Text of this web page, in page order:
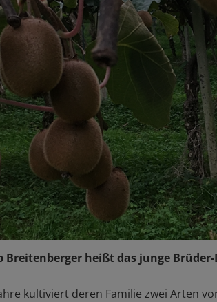
Breitenberger heißt das junge
kultiviert deren Familie zwei Arten